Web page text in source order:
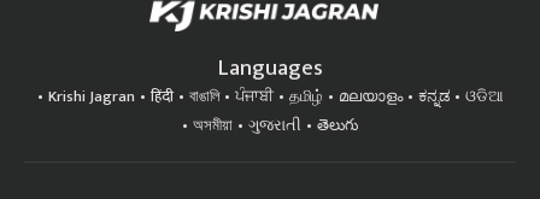
Languages
Krishi Jagran हिंदी বাঙালি ਪੰਜਾਬੀ தமிழ் മലയാളം ಕನ್ನಡ
ଓଡିଆ
অসমীয়া
ગુજરાતી తెలుగు